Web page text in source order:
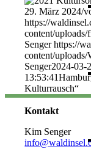
29. März 2024/
https://
content/
Senger https://
content/
Senger2024-03-
13:53:41
Kulturrausch“
Kontakt
Kim Senger